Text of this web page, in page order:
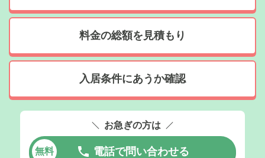
料金の総額を見積もり
入居条件にあうか確認
お急ぎの方は
無料 電話で問い合わせる